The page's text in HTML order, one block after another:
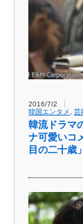
2016/7/2
韓国エンタメ
芸
韓流ドラマ
ナ可愛いコ
目の二十歳